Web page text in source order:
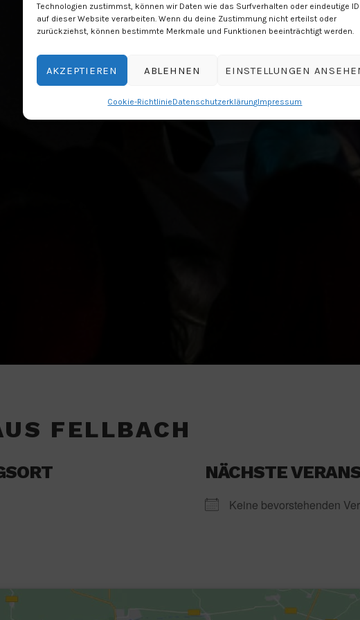
Technologien zustimmst, können wir Daten wie das Surfverhalten oder eindeutige
auf dieser Website verarbeiten. Wenn du deine Zustimmung nicht erteilst oder
zurückziehst, können bestimmte Merkmale und Funktionen beeinträchtigt werden.
AKZEPTIEREN ABLEHNEN EINSTELLUNGEN
Cookie-RichtlinieDatenschutzerklärungImpressum
FELLBACH
NÄCHSTE
Keine bevorstehenden